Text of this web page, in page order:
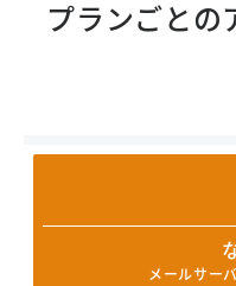
プランごとの
メールサー